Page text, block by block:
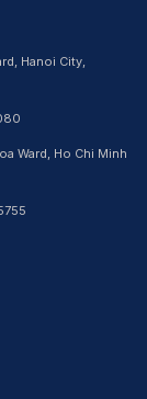
Hanoi City,
Ward, Ho Chi Minh